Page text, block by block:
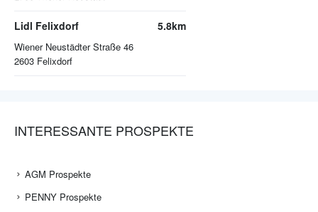
Lidl Felixdorf
Wiener Neustädter Straße 46
2603 Felixdorf
5.8km
INTERESSANTE PROSPEKTE
AGM Prospekte
PENNY Prospekte